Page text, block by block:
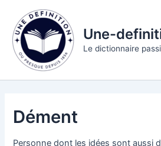
contenu
Une-
Le dictionnaire
Dément
Personne dont les idées sont aussi